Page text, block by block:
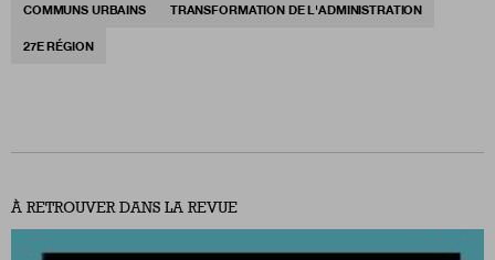
COMMUNS URBAINS TRANSFORMATION DE L'ADMINISTRATION
27E RÉGION
À RETROUVER DANS LA REVUE